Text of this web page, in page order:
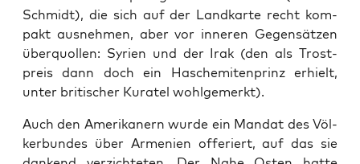
Schmidt), die sich auf der Land­kar­te recht kom­
pakt aus­neh­men, aber vor inne­ren Gegen­sät­zen
über­quol­len: Syri­en und der Irak (den als Trost­
preis dann doch ein Hasche­mi­ten­prinz erhielt,
unter bri­ti­scher Kura­tel wohlgemerkt).
Auch den Ame­ri­ka­nern wur­de ein Man­dat des Völ­
ker­bun­des über Arme­ni­en offe­riert, auf das sie